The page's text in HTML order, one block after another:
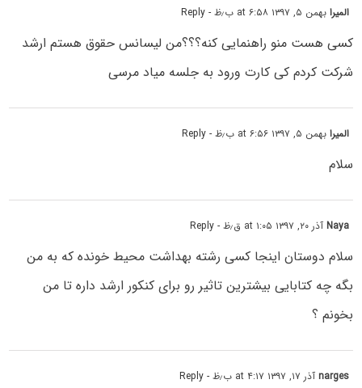
المیرابهمن ۵, ۱۳۹۷ at ۶:۵۸ ب٫ظ - Reply
کسی هست منو راهنمایی کنه؟؟؟من لیسانس حقوق هستم ارشد
شرکت کردم کی کارت ورود به جلسه میاد مرسی
المیرابهمن ۵, ۱۳۹۷ at ۶:۵۶ ب٫ظ - Reply
سلام
Nayaآذر ۲۰, ۱۳۹۷ at ۱:۰۵ ق٫ظ - Reply
سلام دوستان اینجا کسی رشته بهداشت محیط خونده که به من
بگه چه کتابایی بیشترین تاثیر رو برای کنکور ارشد داره تا من
بخونم ؟
nargesآذر ۱۷, ۱۳۹۷ at ۴:۱۷ ب٫ظ - Reply